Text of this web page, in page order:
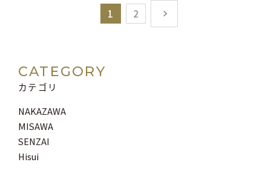
1 2
CATEGORY
カテゴリ
NAKAZAWA
MISAWA
SENZAI
Hisui